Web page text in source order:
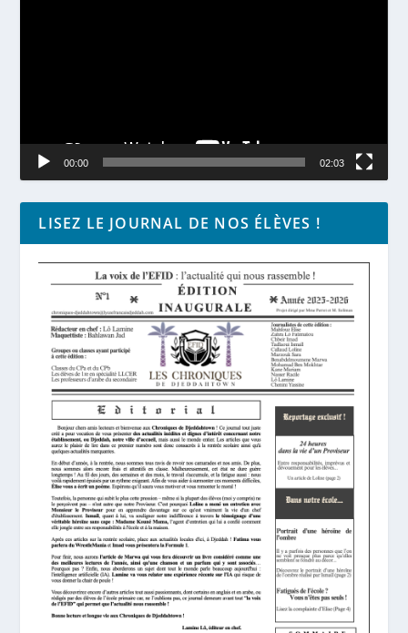
00:00 02:03
LISEZ LE JOURNAL DE NOS ÉLÈVES !